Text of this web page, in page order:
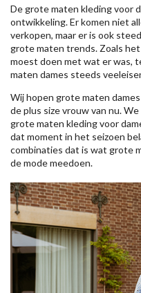
De grote maten kleding voor
ontwikkeling. Er komen niet
verkopen, maar er is ook
grote maten trends. Zoals
moest doen met wat er was,
maten dames steeds
Wij hopen grote maten
de plus size vrouw van nu.
grote maten kleding voor
dat moment in het seizoen
combinaties dat is wat grote
de mode meedoen.